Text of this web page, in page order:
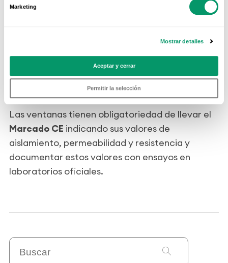
Marketing
Mostrar detalles
Aceptar y cerrar
Permitir la selección
ventanas.
En los edificios nuevos tenemos derecho a
consultar lacertificación energética de los
que nos indica la calidad de los
aislamientos de la vivienda.
Las ventanas tienen obligatoriedad de llevar el
Marcado CE indicando sus valores de
aislamiento, permeabilidad y resistencia y
documentar estos valores con ensayos en
laboratorios oficiales.